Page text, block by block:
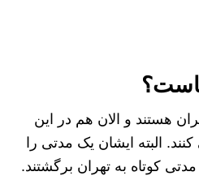
هستند و الان هم در این
البته ایشان یک مدتی را
مدتی کوتاه به تهران برگشتند.